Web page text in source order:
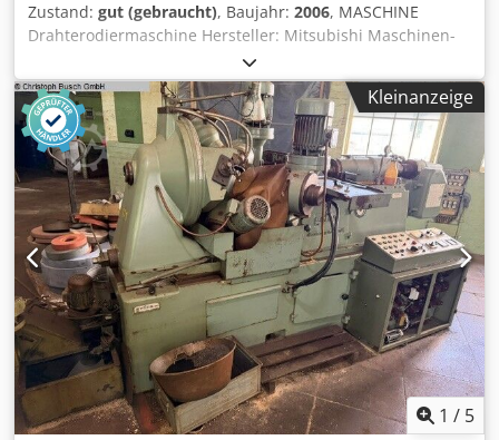
Zustand: gut (gebraucht), Baujahr: 2006, MASCHINE
Drahterodiermaschine Hersteller: Mitsubishi Maschinen-
Modell: FA 20 Steuerung: Baujahr: 2006 TECHNISCHE
DATEN Verfahrwege Dcjdpfszr Uuqsx Altsk - X-Achse: (mm)
500 - Y-Achse: (mm) 350 - Z-Achse: (mm) 300
Maschinentisch - Tischgröße starrer Tisch L x B : (mm) 780
x 630 - Max. Tischlast: (kg) 1.500 - Werkstück Abmessung:
(mm) 1.050 x 800 x 295
Kleinanzeige
1 / 5